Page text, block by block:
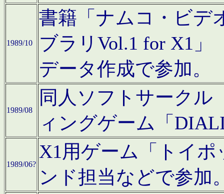
1989/10
書籍「ナムコ・ビデ
ブラリVol.1 for X1」
データ作成で参加。
1989/08
同人ソフトサークル
ィングゲーム「
1989/06?
X1用ゲーム「トイ
ンド担当などで参加